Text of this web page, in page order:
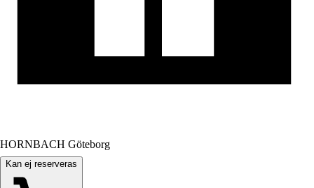
HORNBACH Göteborg
Kan ej reserveras